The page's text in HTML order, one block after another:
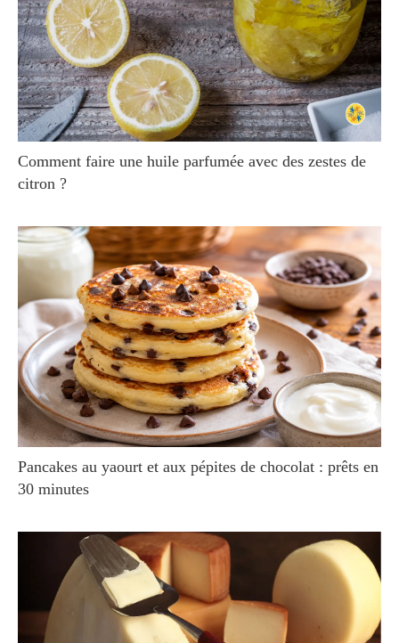
Comment faire une huile parfumée avec des zestes de
citron ?
Pancakes au yaourt et aux pépites de chocolat : prêts en
30 minutes